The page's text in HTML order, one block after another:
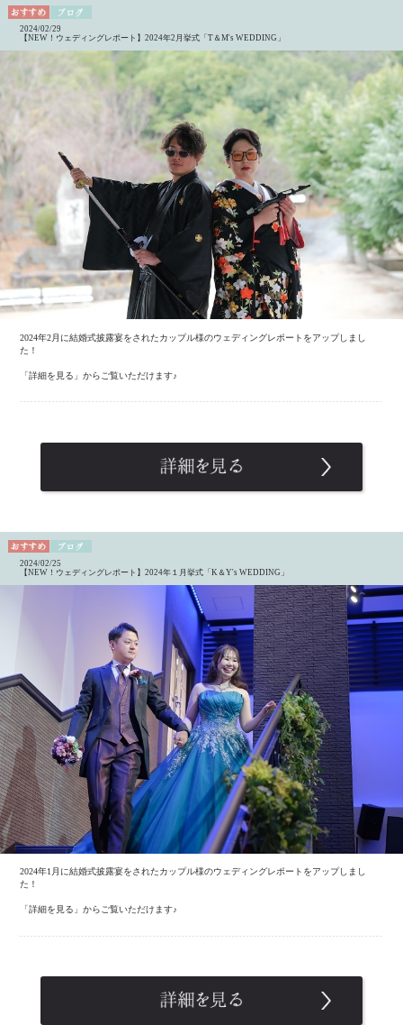
2024/02/29
【NEW！ウェディングレポート】2024年2月挙式「T＆M's WEDDING」
2024年2月に結婚式披露宴をされたカップル様のウェディングレポートをアップしまし
た！
「詳細を見る」からご覧いただけます♪
2024/02/25
【NEW！ウェディングレポート】2024年１月挙式「K＆Y's WEDDING」
2024年1月に結婚式披露宴をされたカップル様のウェディングレポートをアップしまし
た！
「詳細を見る」からご覧いただけます♪